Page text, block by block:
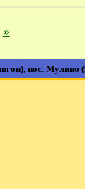
пос. Мулино
»